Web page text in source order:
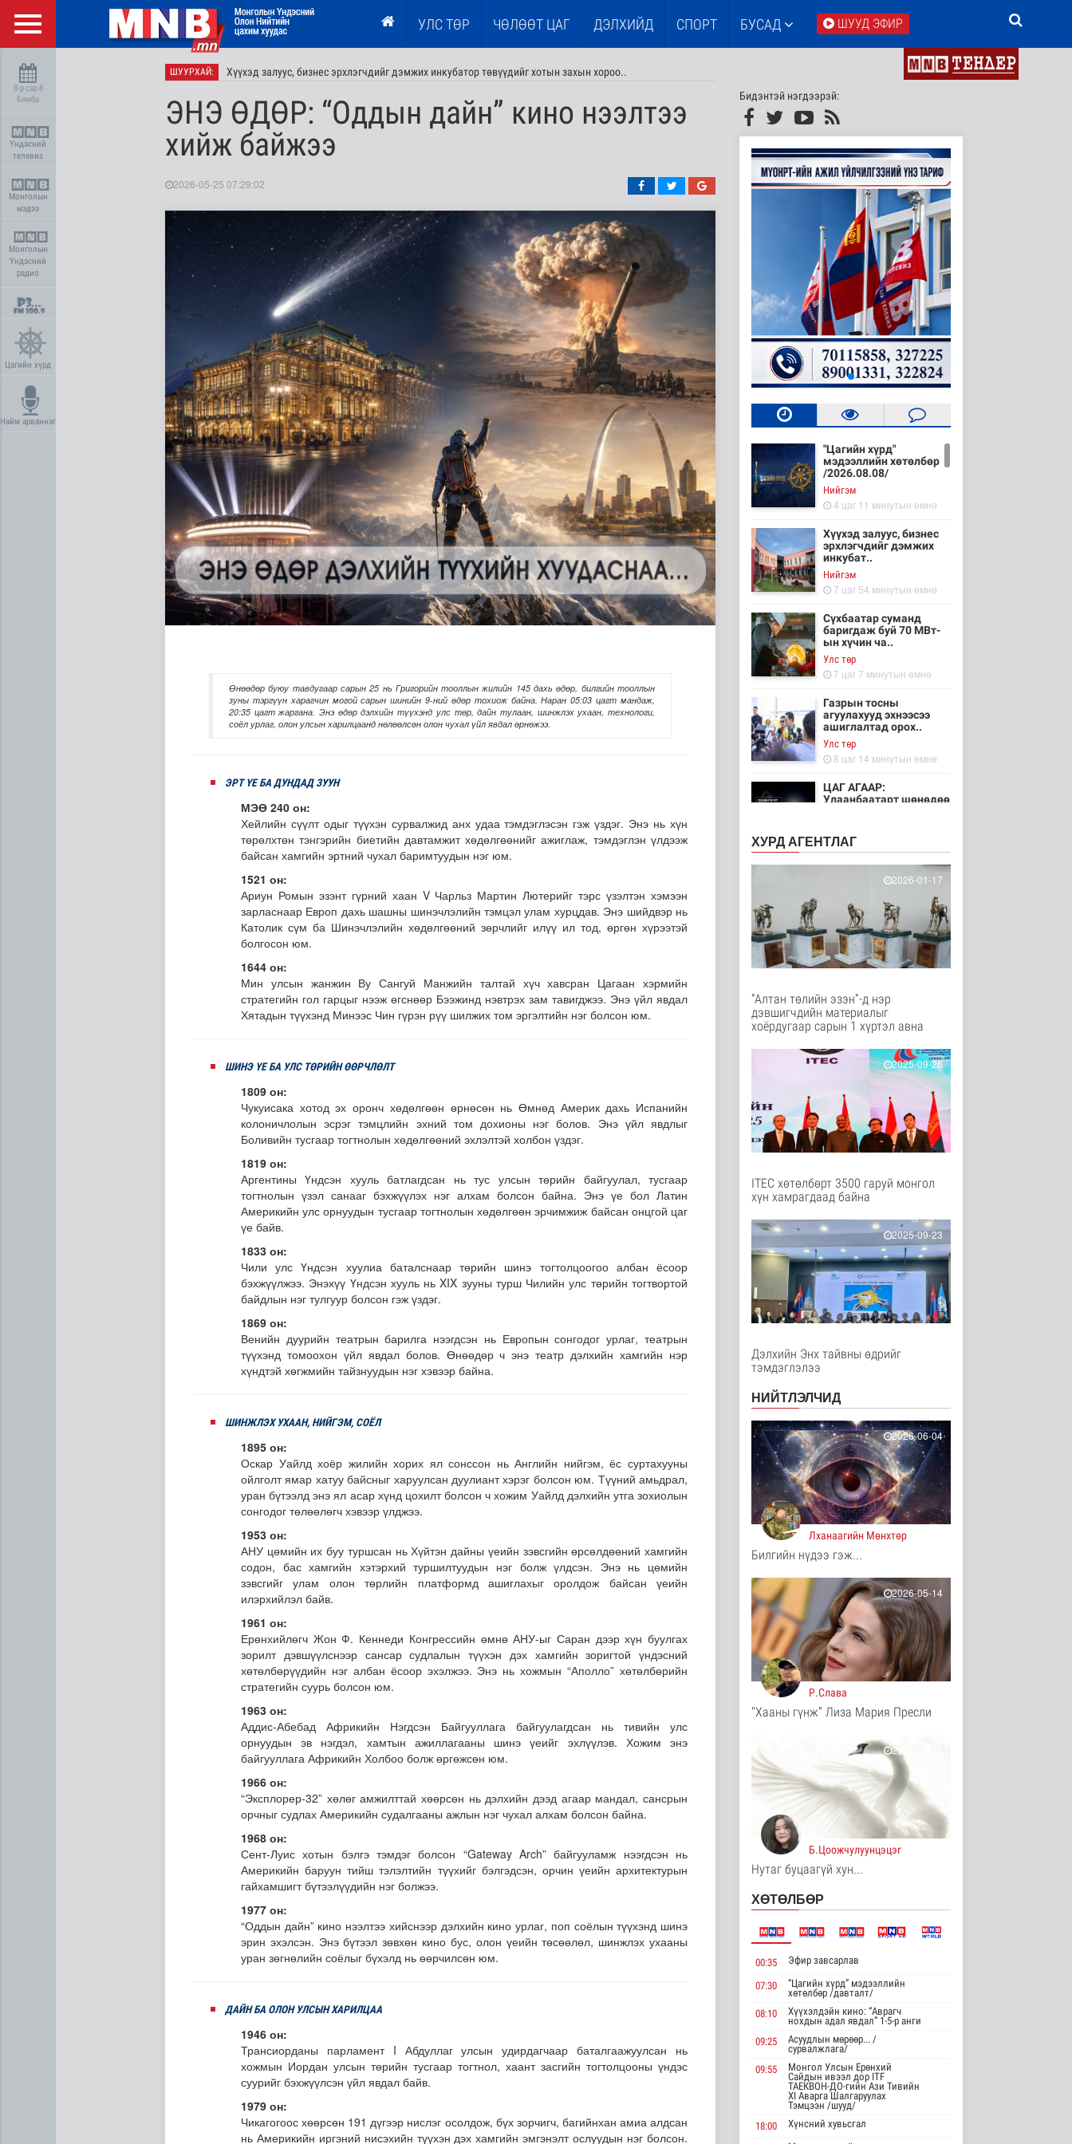
УЛС ТӨР ЧӨЛӨӨТ ЦАГ ДЭЛХИЙД СПОРТ БУСАД ШУУД ЭФИР
8-р сар 8
Бямба
Үндэсний
телевиз
Монголын
мэдээ
Монголын
Үндэсний
радио
Цагийн хүрд
Найм арваннэг
ШУУРХАЙ: Хүүхэд залуус, бизнес эрхлэгчдийг дэмжих инкубатор төвүүдийг хотын захын хороо..
Сүхбаатар суманд баригдаж буй 70 МВт-ын хүчин чадалтай ДЦС-ын технологийн анхн..
ЦАГ АГААР: Улаанбаатарт шөнөдөө 21 хэм дулаан
ЭНЭ ӨДӨР: “Оддын дайн” кино нээлтээ
хийж байжээ
2026-05-25 07:29:02
Өнөөдөр буюу тавдугаар сарын 25 нь Григорийн тооллын жилийн 145 дахь өдөр, билгийн тооллын
зуны тэргүүн харагчин могой сарын шинийн 9-ний өдөр тохиож байна. Наран 05:03 цагт мандаж,
20:35 цагт жаргана. Энэ өдөр дэлхийн түүхэнд улс төр, дайн тулаан, шинжлэх ухаан, технологи,
соёл урлаг, олон улсын харилцаанд нөлөөлсөн олон чухал үйл явдал өрнөжээ.
ЭРТ ҮЕ БА ДУНДАД ЗУУН
МЭӨ 240 он:
Хейлийн сүүлт одыг түүхэн сурвалжид анх удаа тэмдэглэсэн гэж үздэг. Энэ нь хүн
төрөлхтөн тэнгэрийн биетийн давтамжит хөдөлгөөнийг ажиглаж, тэмдэглэн үлдээж
байсан хамгийн эртний чухал баримтуудын нэг юм.
1521 он:
Ариун Ромын эзэнт гүрний хаан V Чарльз Мартин Лютерийг тэрс үзэлтэн хэмээн
зарласнаар Европ дахь шашны шинэчлэлийн тэмцэл улам хурцдав. Энэ шийдвэр нь
Католик сүм ба Шинэчлэлийн хөдөлгөөний зөрчлийг илүү ил тод, өргөн хүрээтэй
болгосон юм.
1644 он:
Мин улсын жанжин Ву Сангуй Манжийн талтай хүч хавсран Цагаан хэрмийн
стратегийн гол гарцыг нээж өгснөөр Бээжинд нэвтрэх зам тавигджээ. Энэ үйл явдал
Хятадын түүхэнд Минээс Чин гүрэн рүү шилжих том эргэлтийн нэг болсон юм.
ШИНЭ ҮЕ БА УЛС ТӨРИЙН ӨӨРЧЛӨЛТ
1809 он:
Чукуисака хотод эх оронч хөдөлгөөн өрнөсөн нь Өмнөд Америк дахь Испанийн
колоничлолын эсрэг тэмцлийн эхний том дохионы нэг болов. Энэ үйл явдлыг
Боливийн тусгаар тогтнолын хөдөлгөөний эхлэлтэй холбон үздэг.
1819 он:
Аргентины Үндсэн хууль батлагдсан нь тус улсын төрийн байгуулал, тусгаар
тогтнолын үзэл санааг бэхжүүлэх нэг алхам болсон байна. Энэ үе бол Латин
Америкийн улс орнуудын тусгаар тогтнолын хөдөлгөөн эрчимжиж байсан онцгой цаг
үе байв.
1833 он:
Чили улс Үндсэн хуулиа баталснаар төрийн шинэ тогтолцоогоо албан ёсоор
бэхжүүлжээ. Энэхүү Үндсэн хууль нь XIX зууны турш Чилийн улс төрийн тогтвортой
байдлын нэг тулгуур болсон гэж үздэг.
1869 он:
Венийн дуурийн театрын барилга нээгдсэн нь Европын сонгодог урлаг, театрын
түүхэнд томоохон үйл явдал болов. Өнөөдөр ч энэ театр дэлхийн хамгийн нэр
хүндтэй хөгжмийн тайзнуудын нэг хэвээр байна.
ШИНЖЛЭХ УХААН, НИЙГЭМ, СОЁЛ
1895 он:
Оскар Уайлд хоёр жилийн хорих ял сонссон нь Английн нийгэм, ёс суртахууны
ойлголт ямар хатуу байсныг харуулсан дуулиант хэрэг болсон юм. Түүний амьдрал,
уран бүтээлд энэ ял асар хүнд цохилт болсон ч хожим Уайлд дэлхийн утга зохиолын
сонгодог төлөөлөгч хэвээр үлджээ.
1953 он:
АНУ цөмийн их буу туршсан нь Хүйтэн дайны үеийн зэвсгийн өрсөлдөөний хамгийн
содон, бас хамгийн хэтэрхий туршилтуудын нэг болж үлдсэн. Энэ нь цөмийн
зэвсгийг улам олон төрлийн платформд ашиглахыг оролдож байсан үеийн
илэрхийлэл байв.
1961 он:
Ерөнхийлөгч Жон Ф. Кеннеди Конгрессийн өмнө АНУ-ыг Саран дээр хүн буулгах
зорилт дэвшүүлснээр сансар судлалын түүхэн дэх хамгийн зоригтой үндэсний
хөтөлбөрүүдийн нэг албан ёсоор эхэлжээ. Энэ нь хожмын “Аполло” хөтөлбөрийн
стратегийн суурь болсон юм.
1963 он:
Аддис-Абебад Африкийн Нэгдсэн Байгууллага байгуулагдсан нь тивийн улс
орнуудын эв нэгдэл, хамтын ажиллагааны шинэ үеийг эхлүүлэв. Хожим энэ
байгууллага Африкийн Холбоо болж өргөжсөн юм.
1966 он:
“Эксплорер-32” хөлөг амжилттай хөөрсөн нь дэлхийн дээд агаар мандал, сансрын
орчныг судлах Америкийн судалгааны ажлын нэг чухал алхам болсон байна.
1968 он:
Сент-Луис хотын бэлгэ тэмдэг болсон “Gateway Arch” байгууламж нээгдсэн нь
Америкийн баруун тийш тэлэлтийн түүхийг бэлгэдсэн, орчин үеийн архитектурын
гайхамшигт бүтээлүүдийн нэг болжээ.
1977 он:
“Оддын дайн” кино нээлтээ хийснээр дэлхийн кино урлаг, поп соёлын түүхэнд шинэ
эрин эхэлсэн. Энэ бүтээл зөвхөн кино бус, олон үеийн төсөөлөл, шинжлэх ухааны
уран зөгнөлийн соёлыг бүхэлд нь өөрчилсөн юм.
ДАЙН БА ОЛОН УЛСЫН ХАРИЛЦАА
1946 он:
Трансиорданы парламент I Абдуллаг улсын удирдагчаар баталгаажуулсан нь
хожмын Иордан улсын төрийн тусгаар тогтнол, хаант засгийн тогтолцооны үндэс
суурийг бэхжүүлсэн үйл явдал байв.
1979 он:
Чикагогоос хөөрсөн 191 дүгээр нислэг осолдож, бүх зорчигч, багийнхан амиа алдсан
нь Америкийн иргэний нисэхийн түүхэн дэх хамгийн эмгэнэлт ослуудын нэг болсон.
Бидэнтэй нэгдээрэй:
"Цагийн хүрд"
мэдээллийн хөтөлбөр
/2026.08.08/
Нийгэм
4 цаг 11 минутын өмнө
Хүүхэд залуус, бизнес
эрхлэгчдийг дэмжих
инкубат..
Нийгэм
7 цаг 54 минутын өмнө
Сүхбаатар суманд
баригдаж буй 70 МВт-
ын хүчин ча..
Улс төр
7 цаг 7 минутын өмнө
Газрын тосны
агуулахууд эхнээсээ
ашиглалтад орох..
Улс төр
8 цаг 14 минутын өмнө
ЦАГ АГААР:
Улаанбаатарт шөнөдөө
9 цаг 9 минутын өмнө
аюулгүй орчинд
Нийгэм
10 цаг 58 минутын өмнө
“COP Time”-ийн
өргөтгөсөн хуралдаан
Байгаль орчин
11 цаг 5 минутын өмнө
метр урт гүүр барьж
байна
11 цаг 20 минутын өмнө
Төслийн эхний 87 км-
ээс цааш үргэлжлэх
хэсгүүдэд..
12 цаг 31 минутын өмнө
аас сар бүр 12-15
мянган тонн..
Улс төр
12 цаг 36 минутын өмнө
Газар чөлөөлөлт, нөхөн
олговрын асуудлыг
хуулийн..
12 цаг 39 минутын өмнө
могойд хатгуулахаас
сэрэмжлээрэй
Эрүүл мэнд
14 цаг 47 минутын өмнө
Ц.Идэрбат: Мал
эмнэлгийн салбарын
өрсөлдөх чадва..
Нийгэм
14 цаг 55 минутын өмнө
салбарт “Oxus Metals
Улс төр
14 цаг 10 минутын өмнө
COP17 хурлын үеэр
"Нарантуул",
"Дүнжингарав" худ..
Нийгэм
14 цаг 18 минутын өмнө
Европ дахь "Монгол гэр"
Энтертайнмент
14 цаг 26 минутын өмнө
Унгар Улс эрчим хүчээ
хэмнэх зорилгоор
хязгаарла..
Дэлхийд
15 цаг 40 минутын өмнө
жолооны болон..
Нийгэм
15 цаг 45 минутын өмнө
баатарлаг тууль" эрдэм
шин..
Танин мэдэхүй
15 цаг 56 минутын өмнө
МҮОНРТ-ийн Үндэсний
зөвлөлийн даргаар
Н.Монсор д..
Нийгэм 15 цагийн өмнө
ХУРД АГЕНТЛАГ
2026-01-17
“Алтан төлийн эзэн”-д нэр
дэвшигчдийн материалыг
хоёрдугаар сарын 1 хүртэл авна
2025-09-26
ITEC хөтөлбөрт 3500 гаруй монгол
хүн хамрагдаад байна
2025-09-23
Дэлхийн Энх тайвны өдрийг
тэмдэглэлээ
НИЙТЛЭЛЧИД
2026-06-04
Лханаагийн Мөнхтөр
Билгийн нүдээ гэж...
2026-05-14
Р.Слава
"Хааны гүнж” Лиза Мария Пресли
2026-05-14
Б.Цоожчулуунцэцэг
Нутаг буцаагүй хун...
ХӨТӨЛБӨР
00:35 Эфир завсарлав
07:30
“Цагийн хүрд” мэдээллийн
хөтөлбөр /давталт/
08:10
Хүүхэлдэйн кино: “Аврагч
нохдын адал явдал” 1-5-р анги
09:25
Асуудлын мөрөөр... /
сурвалжлага/
09:55
Монгол Улсын Ерөнхий
Сайдын ивээл дор ITF
ТАЕКВОН-ДО-гийн Ази Тивийн
XI Аварга Шалгаруулах
Тэмцээн /шууд/
18:00
Хүнсний хувьсгал